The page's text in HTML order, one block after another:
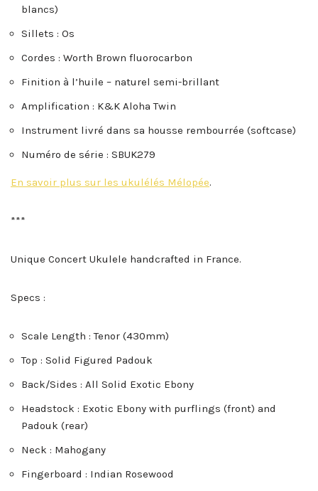
blancs)
Sillets : Os
Cordes : Worth Brown fluorocarbon
Finition à l’huile – naturel semi-brillant
Amplification : K&K Aloha Twin
Instrument livré dans sa housse rembourrée (softcase)
Numéro de série : SBUK279
En savoir plus sur les ukulélés Mélopée.
***
Unique Concert Ukulele handcrafted in France.
Specs :
Scale Length : Tenor (430mm)
Top : Solid Figured Padouk
Back/Sides : All Solid Exotic Ebony
Headstock : Exotic Ebony with purflings (front) and
Padouk (rear)
Neck : Mahogany
Fingerboard : Indian Rosewood